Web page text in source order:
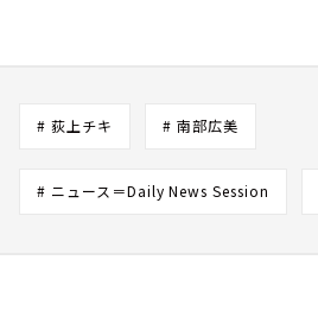
# 荻上チキ # 南部広美
# ニュース＝Daily News Session